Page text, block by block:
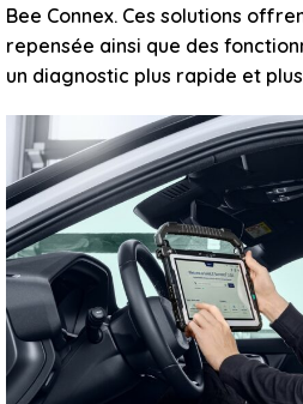
Bee Connex. Ces solutions
repensée ainsi que des
un diagnostic plus rapide et